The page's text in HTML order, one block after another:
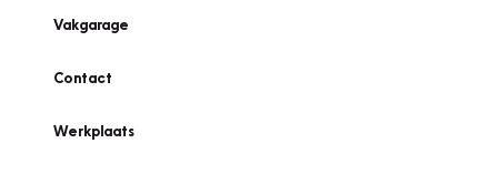
Vakgarage
Contact
Werkplaats